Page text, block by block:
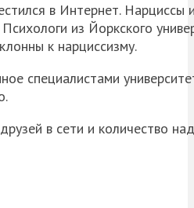
в Интернет.
из Йоркского
к нарциссизму.
специалистами
в сети и количество